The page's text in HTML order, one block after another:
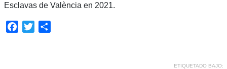
Esclavas de València en 2021.
Facebook
Twitter
ETIQUETADO BAJO: